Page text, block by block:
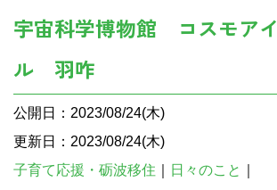
宇宙科学博物館 コスモアイ
ル 羽咋
公開日：2023/08/24(木)
更新日：2023/08/24(木)
子育て応援・砺波移住
日々のこと